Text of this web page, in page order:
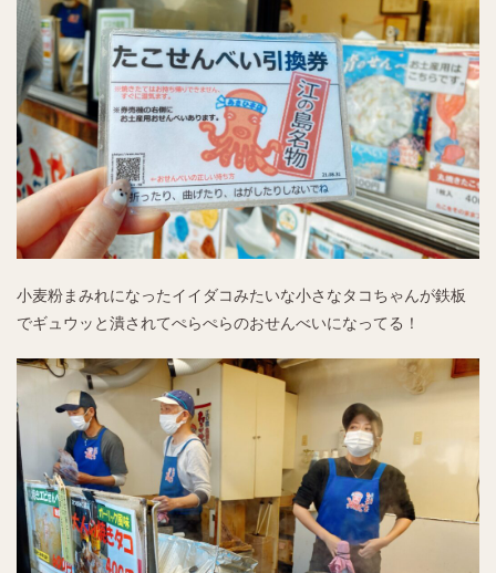
小麦粉まみれになったイイダコみたいな小さなタコちゃんが鉄板
でギュウッと潰されてぺらぺらのおせんべいになってる！